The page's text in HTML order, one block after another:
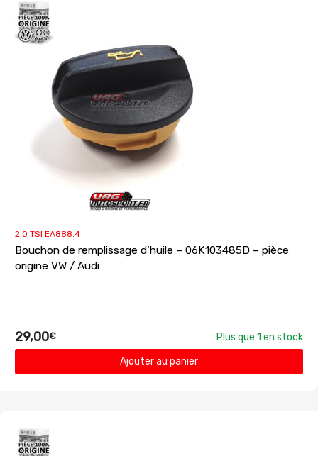
2.0 TSI EA888.4
Bouchon de remplissage d’huile – 06K103485D – pièce
origine VW / Audi
29,00€
Plus que 1 en stock
Ajouter au panier